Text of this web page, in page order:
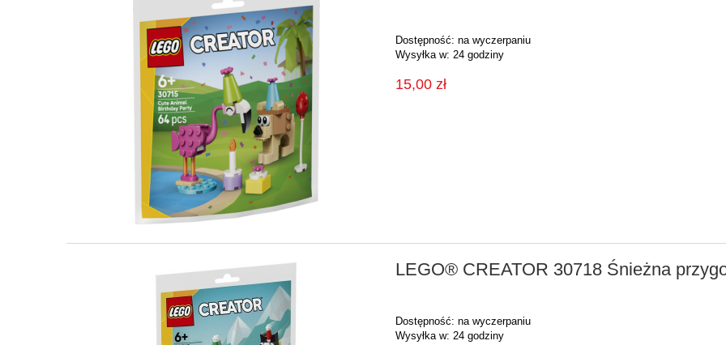
Dostępność: na wyczerpaniu
Wysyłka w: 24 godziny
15,00 zł
LEGO® CREATOR 30718 Śnieżna
Dostępność: na wyczerpaniu
Wysyłka w: 24 godziny